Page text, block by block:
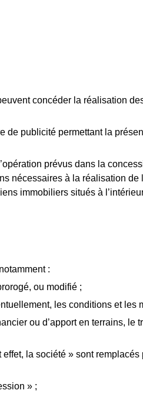
concéder la réalisation
publicité permettant la
prévus dans la
nécessaires à la réalisation
immobiliers situés à
:
ou modifié ;
les conditions et les
ou d’apport en terrains,
la société » sont
» ;